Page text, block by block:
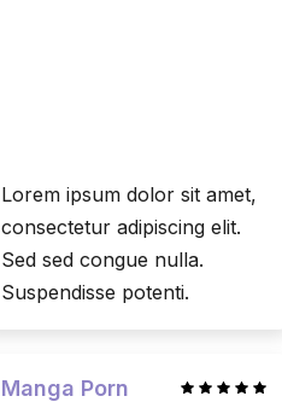
Lorem ipsum dolor sit amet,
consectetur adipiscing elit.
Sed sed congue nulla.
Suspendisse potenti.
Manga Porn